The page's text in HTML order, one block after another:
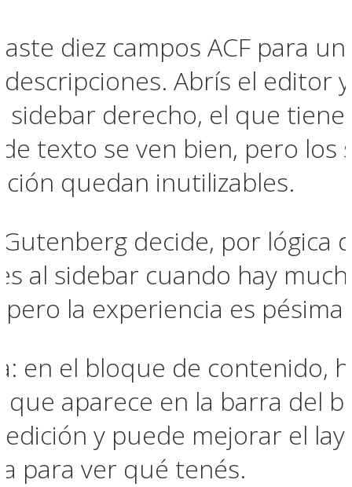
diez campos ACF para
Abrís el editor
derecho, el que
texto se ven bien, pero los
quedan inutilizables.
decide, por lógica
al sidebar cuando hay
la experiencia es pésima.
en el bloque de contenido,
que aparece en la barra del
y puede mejorar el
para ver qué tenés.